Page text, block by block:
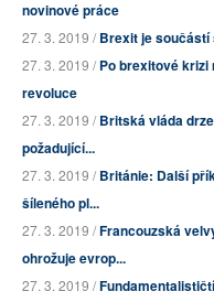
novinové práce
27. 3. 2019 /Brexit je
27. 3. 2019 /Po brexitové
revoluce
27. 3. 2019 /Britská vláda
požadující...
27. 3. 2019 /Británie: Další
šíleného pl...
27. 3. 2019 /Francouzská
ohrožuje evrop...
27. 3. 2019 /